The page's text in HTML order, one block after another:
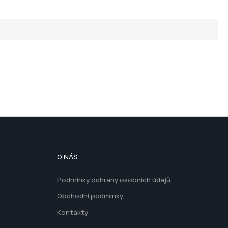
O NÁS
Podmínky ochrany osobních údajů
Obchodní podmínky
Kontakty